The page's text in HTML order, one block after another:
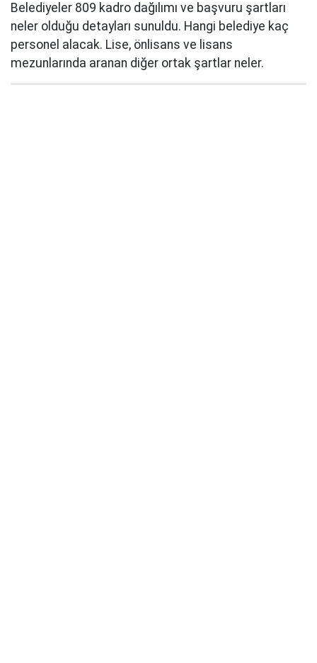
Belediyeler 809 kadro dağılımı ve başvuru şartları
neler olduğu detayları sunuldu. Hangi belediye kaç
personel alacak. Lise, önlisans ve lisans
mezunlarında aranan diğer ortak şartlar neler.